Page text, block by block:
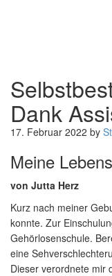
Dank
17. Februar 2022 by
Meine
von Jutta Herz
Kurz nach meiner
konnte. Zur
Gehörlosenschule.
eine
Dieser verordnete mir